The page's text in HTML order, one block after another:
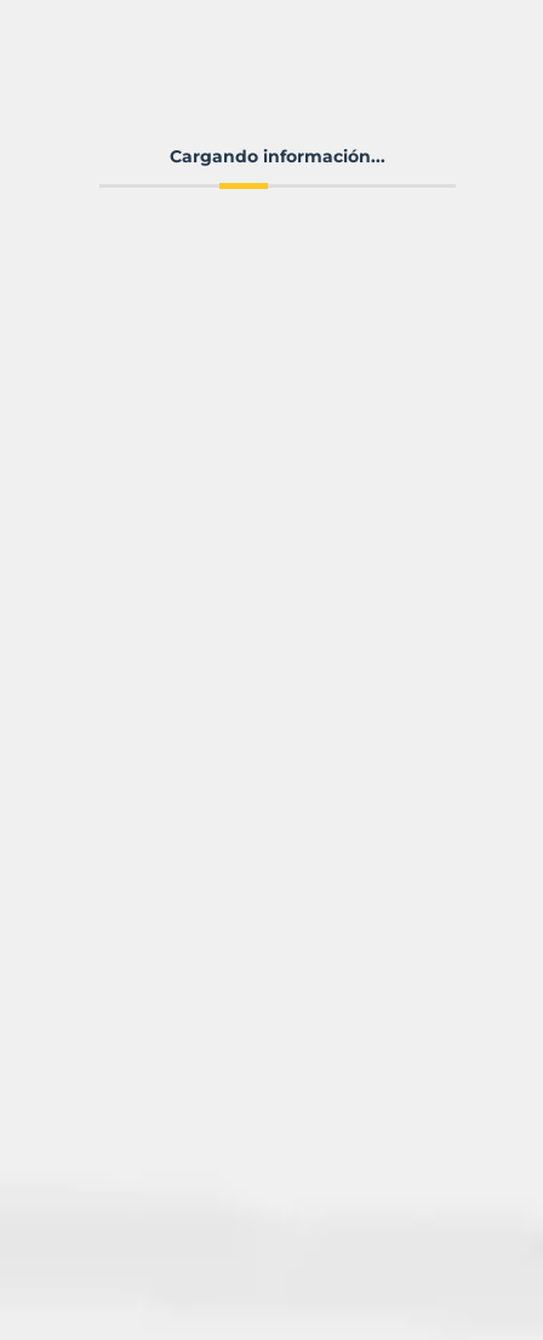
Cargando información...